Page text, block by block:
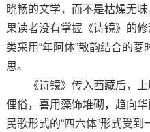
晓畅的文学，而不是枯燥无
果读者没有掌握《诗镜》的
类采用“年阿体”散韵结合的
思。
《诗镜》传入西藏后，上
俚俗，喜用藻饰堆砌，趋向
民歌形式的“四六体”形式受